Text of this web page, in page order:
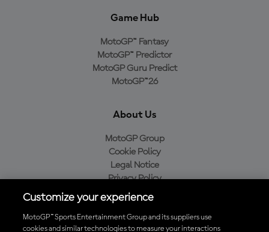
Game Hub
MotoGP™ Fantasy
MotoGP™ Predictor
MotoGP Guru Predict
MotoGP™26
About Us
MotoGP Group
Cookie Policy
Legal Notice
Privacy Policy
Purchase Policy
Customize your experience
MotoGP™ Sports Entertainment Group and its suppliers use
cookies and similar technologies to measure your interactions